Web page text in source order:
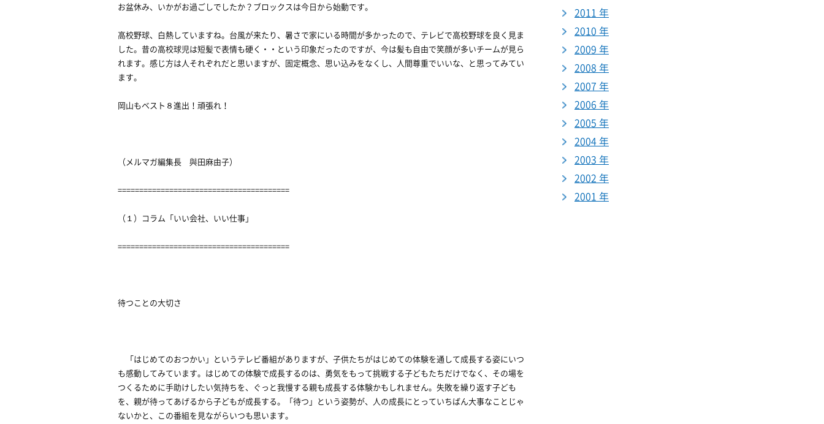
お盆休み、いかがお過ごしでしたか？ブロックスは今日から始動です。
高校野球、白熱していますね。台風が来たり、暑さで家にいる時間が多かったので、テレビで高校野球を良く見ま
した。昔の高校球児は短髪で表情も硬く・・という印象だったのですが、今は髪も自由で笑顔が多いチームが見ら
れます。感じ方は人それぞれだと思いますが、固定概念、思い込みをなくし、人間尊重でいいな、と思ってみてい
ます。
岡山もベスト８進出！頑張れ！
（メルマガ編集長 與田麻由子）
========================================
（１）コラム「いい会社、いい仕事」
========================================
待つことの大切さ
「はじめてのおつかい」というテレビ番組がありますが、子供たちがはじめての体験を通して成長する姿にいつ
も感動してみています。はじめての体験で成長するのは、勇気をもって挑戦する子どもたちだけでなく、その場を
つくるために手助けしたい気持ちを、ぐっと我慢する親も成長する体験かもしれません。失敗を繰り返す子ども
を、親が待ってあげるから子どもが成長する。「待つ」という姿勢が、人の成長にとっていちばん大事なことじゃ
ないかと、この番組を見ながらいつも思います。
2011 年
2010 年
2009 年
2008 年
2007 年
2006 年
2005 年
2004 年
2003 年
2002 年
2001 年